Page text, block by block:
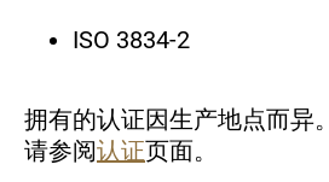
A阀门用大型迷宫笼（直径500毫
PSD：15 - 45微米
ISO 3834-2
拥有的认证因生产地点而异
请参阅认证页面。